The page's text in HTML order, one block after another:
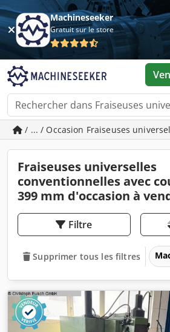
Machineseeker
Gratuit sur le store
/ ... / Occasion Fraiseuses
Fraiseuses universelles
conventionnelles avec
399 mm d'occasion à
Filtre
Supprimer tous les filtres